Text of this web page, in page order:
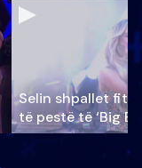
Selin shpallet
të pestë të ‘Big